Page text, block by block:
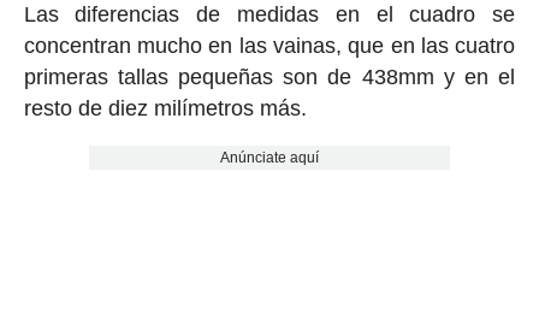
Las diferencias de medidas en el cuadro se
concentran mucho en las vainas, que en las cuatro
primeras tallas pequeñas son de 438mm y en el
resto de diez milímetros más.
Anúnciate aquí